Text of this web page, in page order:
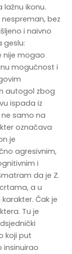
ikonu.
bez
i naivno
geslu:
nije mogao
mogućnost i
autogol zbog
ispada iz
samo na
označava
je
agresivnim,
i
da je Z.
a u
Čak je
Tu je
koji put
insinuirao